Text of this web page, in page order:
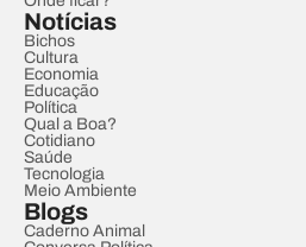
Notícias
Bichos
Cultura
Economia
Educação
Política
Qual a Boa?
Cotidiano
Saúde
Tecnologia
Meio Ambiente
Blogs
Caderno Animal